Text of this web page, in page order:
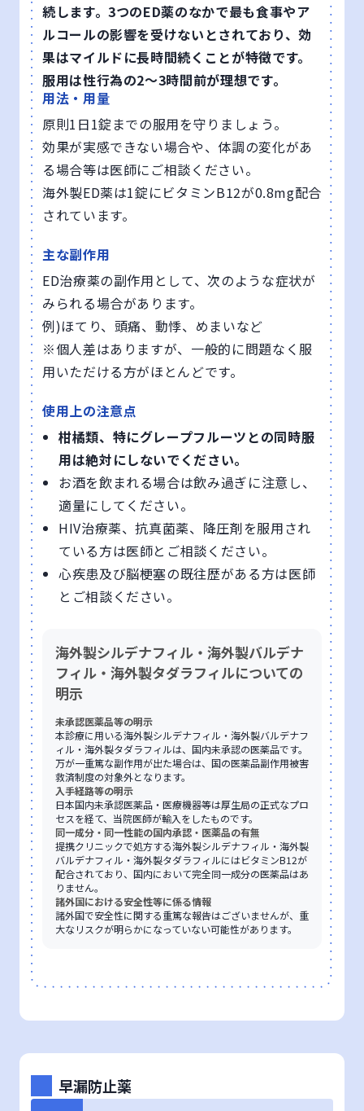
続します。3つのED薬のなかで最も食事やア
ルコールの影響を受けないとされており、効
果はマイルドに長時間続くことが特徴です。
服用は性行為の2〜3時間前が理想です。
用法・用量
原則1日1錠までの服用を守りましょう。
効果が実感できない場合や、体調の変化があ
る場合等は医師にご相談ください。
海外製ED薬は1錠にビタミンB12が0.8mg配合
されています。
主な副作用
ED治療薬の副作用として、次のような症状が
みられる場合があります。
例)ほてり、頭痛、動悸、めまいなど
※個人差はありますが、一般的に問題なく服
用いただける方がほとんどです。
使用上の注意点
柑橘類、特にグレープフルーツとの同時服
用は絶対にしないでください。
お酒を飲まれる場合は飲み過ぎに注意し、
適量にしてください。
HIV治療薬、抗真菌薬、降圧剤を服用され
ている方は医師とご相談ください。
心疾患及び脳梗塞の既往歴がある方は医師
とご相談ください。
海外製シルデナフィル・海外製バルデナ
フィル・海外製タダラフィルについての
明示
未承認医薬品等の明示
本診療に用いる海外製シルデナフィル・海外製バルデナフ
ィル・海外製タダラフィルは、国内未承認の医薬品です。
万が一重篤な副作用が出た場合は、国の医薬品副作用被害
救済制度の対象外となります。
入手経路等の明示
日本国内未承認医薬品・医療機器等は厚生局の正式なプロ
セスを経て、当院医師が輸入をしたものです。
同一成分・同一性能の国内承認・医薬品の有無
提携クリニックで処方する海外製シルデナフィル・海外製
バルデナフィル・海外製タダラフィルにはビタミンB12が
配合されており、国内において完全同一成分の医薬品はあ
りません。
諸外国における安全性等に係る情報
諸外国で安全性に関する重篤な報告はございませんが、重
大なリスクが明らかになっていない可能性があります。
早漏防止薬